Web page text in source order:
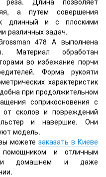
а путем совершения
длинный и с плоскими
различных задач.
478 А выполнена
Материал обработан
во избежание порчи
Форма рукояти
характеристик
при продолжительном
соприкосновения с
сколов и повреждений
и навершие. Они
модель.
можете заказать в Киеве
и отличным
домашнем и даже